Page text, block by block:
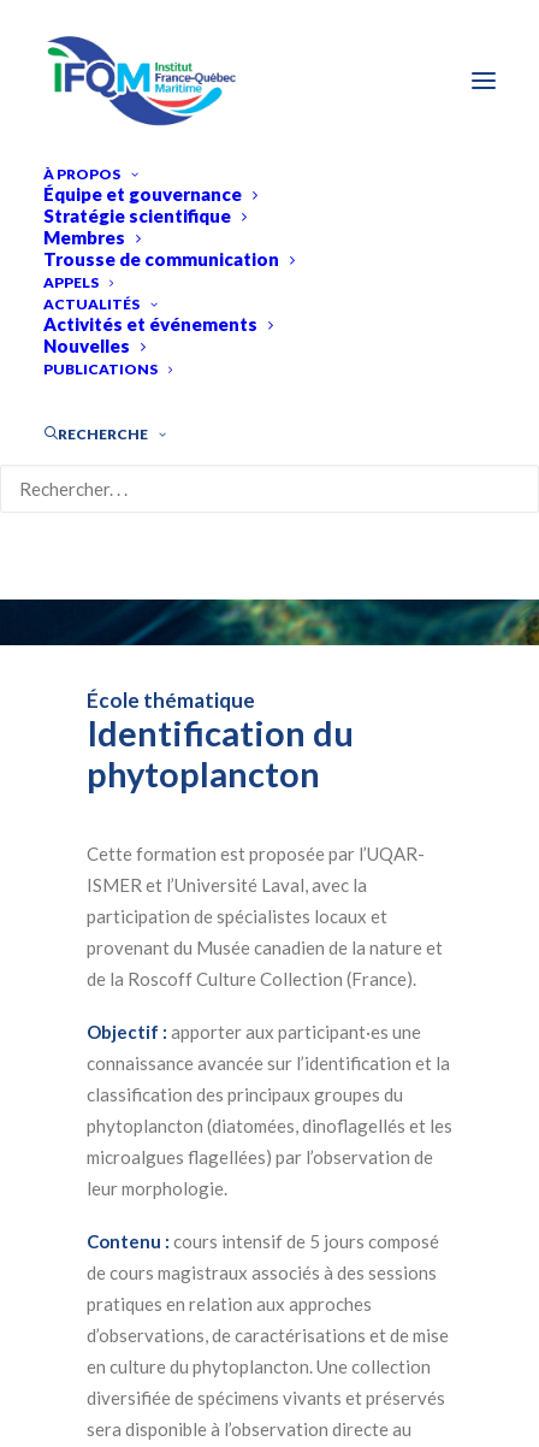
À PROPOS
Équipe et gouvernance
Stratégie scientifique
Membres
Trousse de communication
APPELS
ACTUALITÉS
Activités et événements
Nouvelles
PUBLICATIONS
RECHERCHE
École thématique
Identification du
phytoplancton
Cette formation est proposée par l’UQAR-
ISMER et l’Université Laval, avec la
participation de spécialistes locaux et
provenant du Musée canadien de la nature et
de la Roscoff Culture Collection (France).
Objectif : apporter aux participant·es une
connaissance avancée sur l’identification et la
classification des principaux groupes du
phytoplancton (diatomées, dinoflagellés et les
microalgues flagellées) par l’observation de
leur morphologie.
Contenu : cours intensif de 5 jours composé
de cours magistraux associés à des sessions
pratiques en relation aux approches
d’observations, de caractérisations et de mise
en culture du phytoplancton. Une collection
diversifiée de spécimens vivants et préservés
sera disponible à l’observation directe au